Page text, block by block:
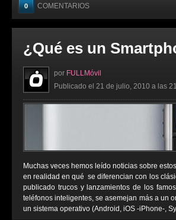
0 COMENTARIOS
¿Qué es un
por FULLMóvil
Publicado el 21 de julio, 2010 a las
Muchas veces hemos leído noticias sobre
en realidad en qué se diferencian con los
publicado trucos y lanzamientos de los
teléfonos inteligentes, se asemejan más a un
un sistema operativo (Android, iOS -iPhone-,